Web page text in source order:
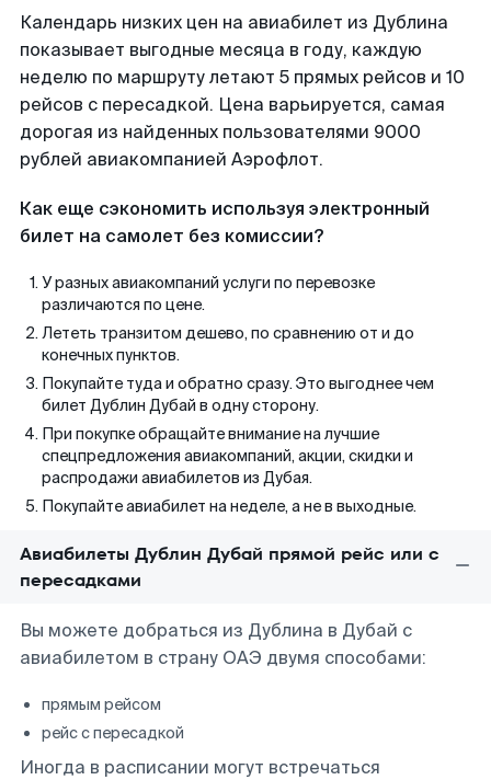
Календарь низких цен на авиабилет из Дублина
показывает выгодные месяца в году, каждую
неделю по маршруту летают 5 прямых рейсов и 10
рейсов с пересадкой. Цена варьируется, самая
дорогая из найденных пользователями 9000
рублей авиакомпанией Аэрофлот.
Как еще сэкономить используя электронный
билет на самолет без комиссии?
У разных авиакомпаний услуги по перевозке
различаются по цене.
Лететь транзитом дешево, по сравнению от и до
конечных пунктов.
Покупайте туда и обратно сразу. Это выгоднее чем
билет Дублин Дубай в одну сторону.
При покупке обращайте внимание на лучшие
спецпредложения авиакомпаний, акции, скидки и
распродажи авиабилетов из Дубая.
Покупайте авиабилет на неделе, а не в выходные.
Авиабилеты Дублин Дубай прямой рейс или с
пересадками
Вы можете добраться из Дублина в Дубай с
авиабилетом в страну ОАЭ двумя способами:
прямым рейсом
рейс с пересадкой
Иногда в расписании могут встречаться